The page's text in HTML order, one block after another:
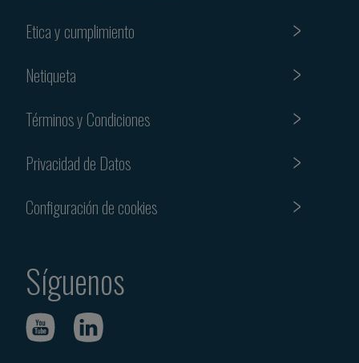
Etica y cumplimiento
Netiqueta
Términos y Condiciones
Privacidad de Datos
Configuración de cookies
Síguenos